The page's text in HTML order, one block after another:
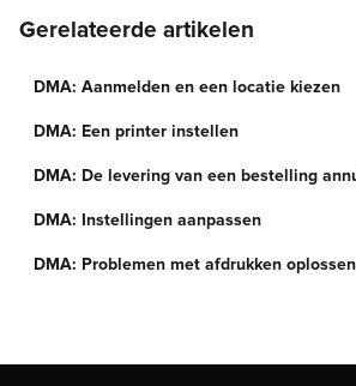
Gerelateerde artikelen
DMA: Aanmelden en een locatie kiezen
DMA: Een printer instellen
DMA: De levering van een bestelling
DMA: Instellingen aanpassen
DMA: Problemen met afdrukken oplossen